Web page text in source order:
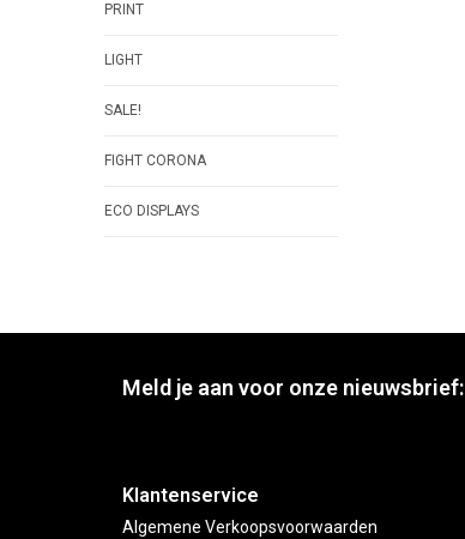
PRINT
LIGHT
SALE!
FIGHT CORONA
ECO DISPLAYS
Meld je aan voor onze nieuwsbrief:
Klantenservice
Algemene Verkoopsvoorwaarden